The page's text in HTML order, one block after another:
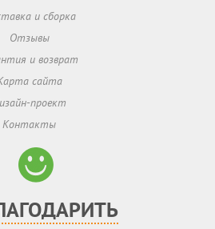
и сборка
Отзывы
и возврат
сайта
проект
Контакты